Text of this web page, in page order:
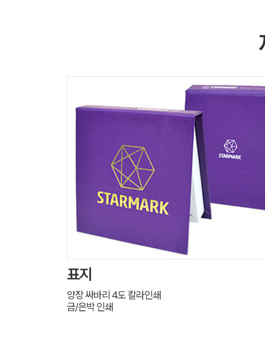
표지
양장 싸바리 4도 칼라인쇄
금/은박 인쇄